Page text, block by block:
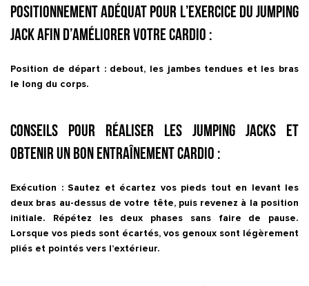
Positionnement adéquat pour l’exercice du Jumping
Jack afin d’améliorer votre cardio :
Position de départ : debout, les jambes tendues et les bras
le long du corps.
Conseils pour réaliser les Jumping Jacks et
obtenir un bon entraînement cardio :
Exécution : Sautez et écartez vos pieds tout en levant les
deux bras au-dessus de votre tête, puis revenez à la position
initiale. Répétez les deux phases sans faire de pause.
Lorsque vos pieds sont écartés, vos genoux sont légèrement
pliés et pointés vers l’extérieur.